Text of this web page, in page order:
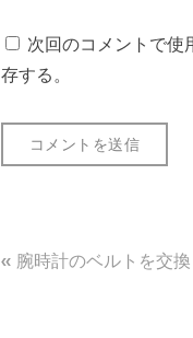
次回のコメントで使
存する。
投
腕時計のベルトを交換